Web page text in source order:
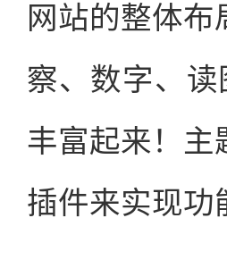
网站的整体
察、数字、
丰富起来！主
插件来实现功